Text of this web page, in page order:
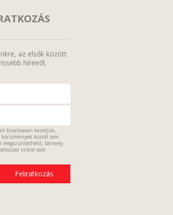
az elsők között
híreiről,
bizalmasan kezeljük,
között sem
megszüntethető, bármely
linkre való